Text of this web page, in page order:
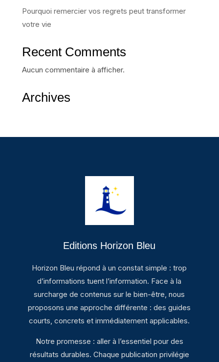
Pourquoi remercier vos regrets peut transformer
votre vie
Recent Comments
Aucun commentaire à afficher.
Archives
Editions Horizon Bleu
Horizon Bleu répond à un constat simple : trop
d’informations tuent l’information. Face à la
surcharge de contenus sur le bien-être, nous
proposons une approche différente : des guides
courts, concrets et immédiatement applicables.
Notre promesse : aller à l’essentiel pour des
résultats durables. Chaque publication privilégie